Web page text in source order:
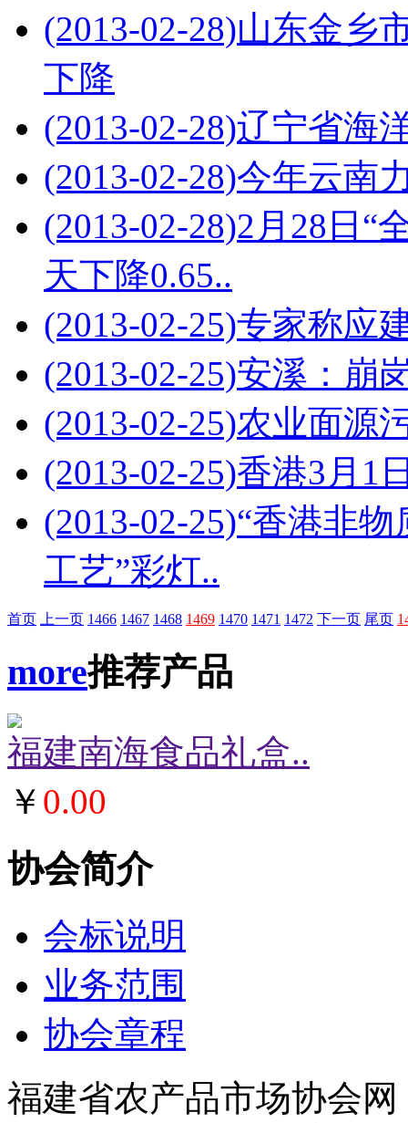
(2013-02-28)山东金乡
下降
(2013-02-28)辽宁省海
(2013-02-28)今年云南
(2013-02-28)2月28日“
天下降0.65..
(2013-02-25)专家称应
(2013-02-25)安溪：崩
(2013-02-25)农业面源
(2013-02-25)香港3月1
(2013-02-25)“香港非
工艺”彩灯..
首页 上一页 1466 1467 1468 1469 1470 1471 1472 下一页 尾页
more推荐产品
福建南海食品礼盒..
￥ 0.00
协会简介
会标说明
业务范围
协会章程
福建省农产品市场协会网